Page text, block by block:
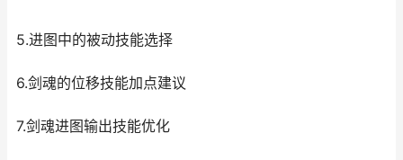
5.进图中的被动技能选择
6.剑魂的位移技能加点建议
7.剑魂进图输出技能优化